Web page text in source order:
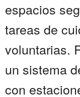
espacios
tareas de
voluntarias.
un sistema
con